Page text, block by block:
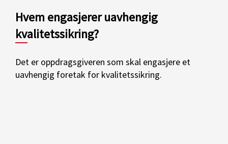
Hvem engasjerer uavhengig
kvalitetssikring?
Det er oppdragsgiveren som skal engasjere et
uavhengig foretak for kvalitetssikring.